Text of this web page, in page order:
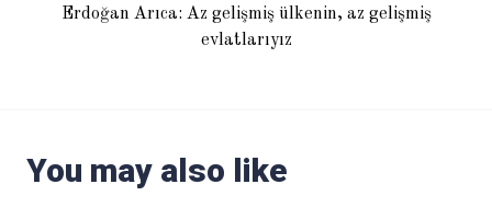
Erdoğan Arıca: Az gelişmiş ülkenin, az gelişmiş
evlatlarıyız
You may also like